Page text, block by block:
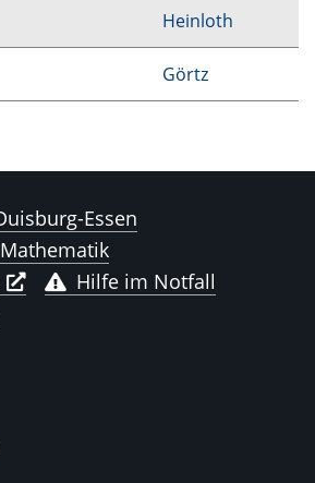
Heinloth
Görtz
Essen
Hilfe im Notfall